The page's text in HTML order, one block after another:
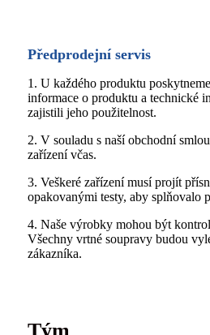
poskytneme zákazníkům
a technické informace, abychom
obchodní smlouvou zašleme vrtací
musí projít přísnou kontrolou a
aby splňovalo požadavky zákazníků.
být kontrolovány třetí stranou.
budou vylepšeny podle